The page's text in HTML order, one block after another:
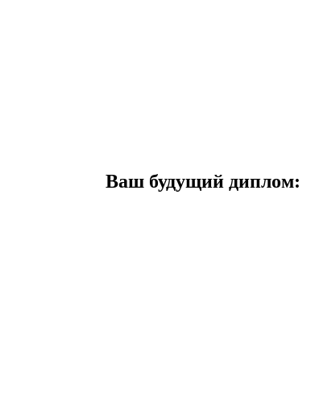
Ваш будущий диплом: